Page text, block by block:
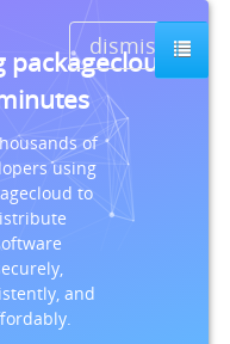
dismiss
of
using
to
and